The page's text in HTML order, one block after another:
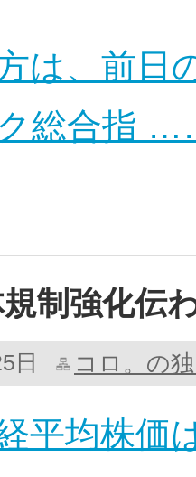
は、前日
総合指
制強化伝
日 コロ。の
平均株価